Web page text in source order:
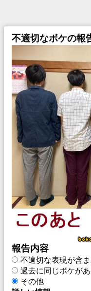
不適切なボケの報
報告内容
不適切な表現が含
過去に同じボケが
その他